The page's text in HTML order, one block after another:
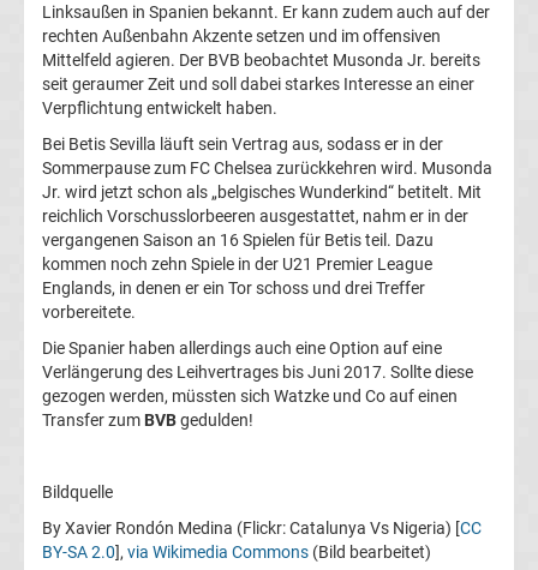
UEFA
Youth
Fußball
WM
Fußball
EM
Amateurfußball
Transfergerüchte
Linksaußen in Spanien bekannt. Er kann zudem auch auf der
rechten Außenbahn Akzente setzen und im offensiven
Mittelfeld agieren. Der BVB beobachtet Musonda Jr. bereits
seit geraumer Zeit und soll dabei starkes Interesse an einer
Verpflichtung entwickelt haben.
Bei Betis Sevilla läuft sein Vertrag aus, sodass er in der
Sommerpause zum FC Chelsea zurückkehren wird. Musonda
Jr. wird jetzt schon als „belgisches Wunderkind“ betitelt. Mit
reichlich Vorschusslorbeeren ausgestattet, nahm er in der
vergangenen Saison an 16 Spielen für Betis teil. Dazu
kommen noch zehn Spiele in der U21 Premier League
Englands, in denen er ein Tor schoss und drei Treffer
vorbereitete.
Die Spanier haben allerdings auch eine Option auf eine
Verlängerung des Leihvertrages bis Juni 2017. Sollte diese
gezogen werden, müssten sich Watzke und Co auf einen
Transfer zum BVBgedulden!
Bildquelle
By Xavier Rondón Medina (Flickr: Catalunya Vs Nigeria) [CC
BY-SA 2.0], via Wikimedia Commons (Bild bearbeitet)